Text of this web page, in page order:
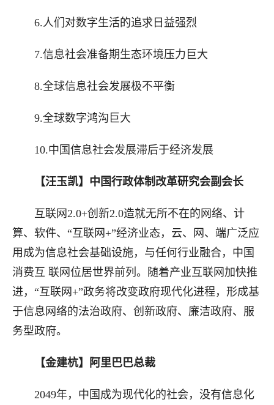
6.人们对数字生活的追求日益强烈
7.信息社会准备期生态环境压力巨大
8.全球信息社会发展极不平衡
9.全球数字鸿沟巨大
10.中国信息社会发展滞后于经济发展
【汪玉凯】中国行政体制改革研究会副会长
互联网2.0+创新2.0造就无所不在的网络、计
算、软件、“互联网+”经济业态，云、网、端广泛应
用成为信息社会基础设施，与任何行业融合，中国
消费互 联网位居世界前列。随着产业互联网加快推
进，“互联网+”政务将改变政府现代化进程，形成基
于信息网络的法治政府、创新政府、廉洁政府、服
务型政府。
【金建杭】 阿里巴巴总裁
2049年，中国成为现代化的社会，没有信息化